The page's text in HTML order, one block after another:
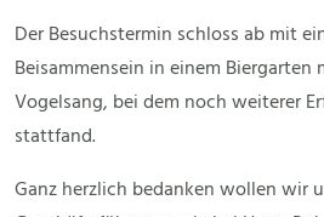
Der Besuchstermin schloss ab mit
Beisammensein in einem
Vogelsang, bei dem noch weiterer
stattfand.
Ganz herzlich bedanken wollen wir